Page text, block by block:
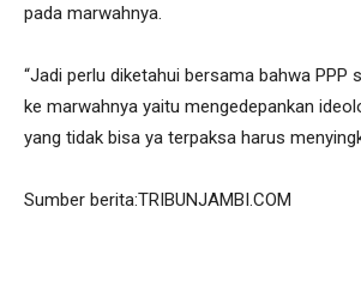
pada marwahnya.
“Jadi perlu diketahui bersama bahwa PPP
ke marwahnya yaitu mengedepankan
yang tidak bisa ya terpaksa harus
Sumber berita:TRIBUNJAMBI.COM